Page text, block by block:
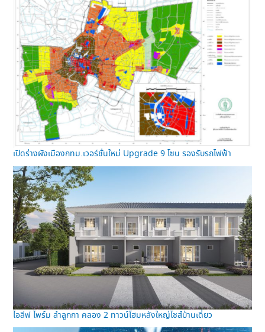
เปิดร่างผังเมืองกทม.เวอร์ชั่นใหม่ Upgrade 9 โซน รองรับรถไฟฟ้า
ไอลีฟ ไพร์ม ลำลูกกา คลอง 2 ทาวน์โฮมหลังใหญ่ไซส์บ้านเดี่ยว